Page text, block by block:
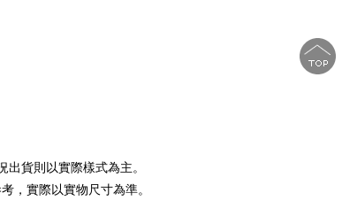
貨則以實際樣式為主。
，實際以實物尺寸為準。